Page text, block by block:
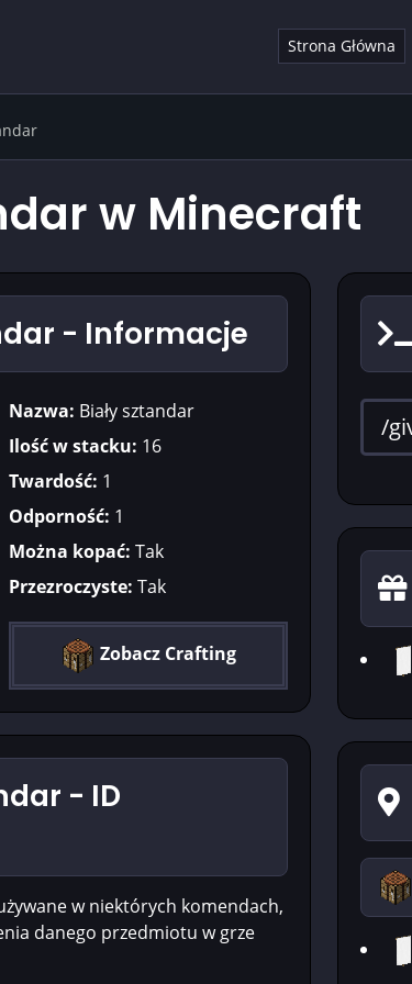
Strona Główna
w Minecraft
- Informacje
Nazwa: Biały sztandar
Ilość w stacku: 16
Twardość: 1
Odporność: 1
Można kopać: Tak
Przezroczyste: Tak
Zobacz Crafting
- ID
w niektórych komendach,
danego przedmiotu w grze